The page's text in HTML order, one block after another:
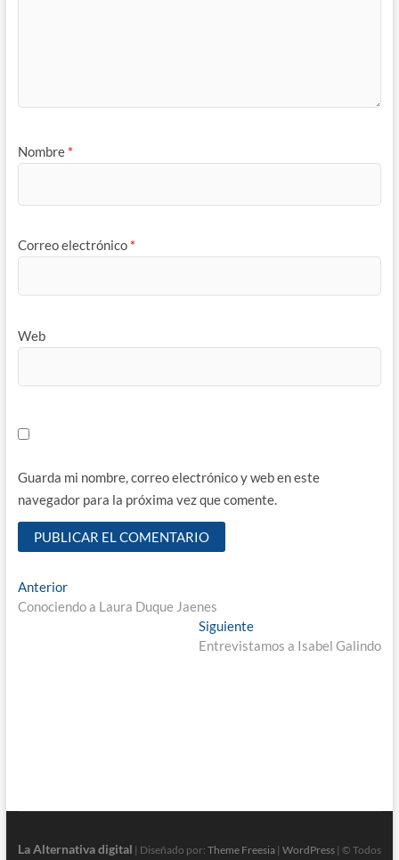
Nombre *
Correo electrónico *
Web
Guarda mi nombre, correo electrónico y web en este
navegador para la próxima vez que comente.
Navegación
de
AnteriorEntrada
anterior:
Conociendo a Laura Duque Jaenes
SiguienteEntrada
siguiente:
Entrevistamos a Isabel Galindo
La Alternativa digital | Diseñado por: Theme Freesia| WordPress| © Todos